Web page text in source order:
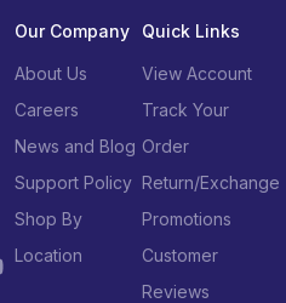
Our Company
About Us
Careers
News and Blog
Support Policy
Shop By
Location
Quick Links
View Account
Track Your
Order
Return/Exchange
Promotions
Customer
Reviews